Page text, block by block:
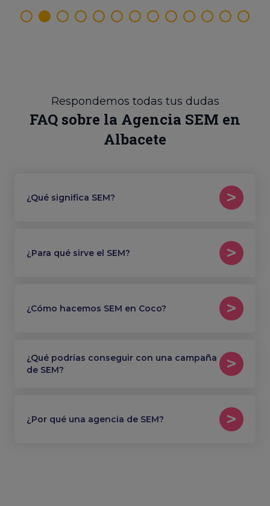
Respondemos todas tus dudas
FAQ sobre la Agencia SEM en
Albacete
¿Qué significa SEM?
¿Para qué sirve el SEM?
¿Cómo hacemos SEM en Coco?
¿Qué podrías conseguir con una campaña
de SEM?
¿Por qué una agencia de SEM?